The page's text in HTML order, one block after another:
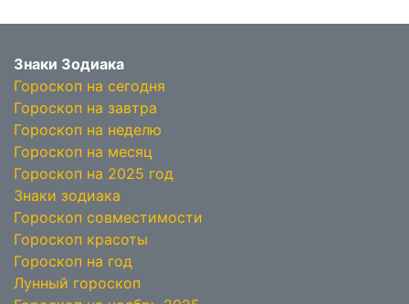
Знаки Зодиака
Гороскоп на сегодня
Гороскоп на завтра
Гороскоп на неделю
Гороскоп на месяц
Гороскоп на 2025 год
Знаки зодиака
Гороскоп совместимости
Гороскоп красоты
Гороскоп на год
Лунный гороскоп